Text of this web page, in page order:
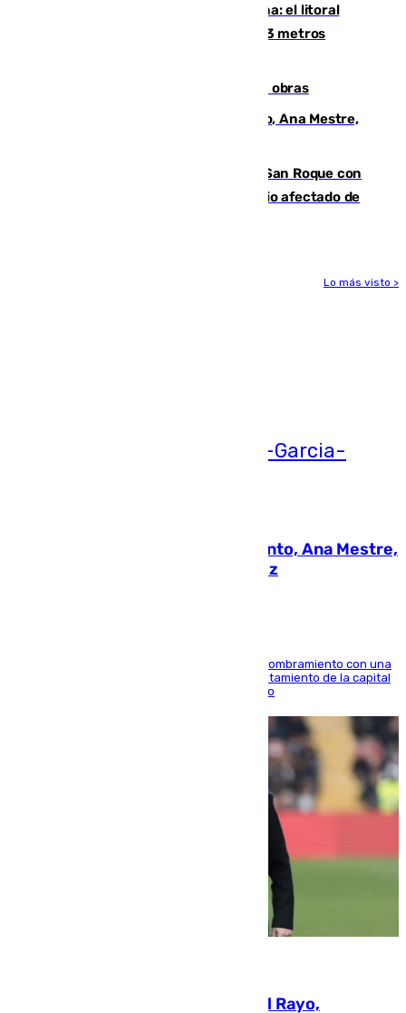
Julio supera a junio en basura marina: el litoral
occidental malagueño recoge más de 33 metros
El Cádiz se afila ante un Granada en obras
La nueva presidenta del Parlamento, Ana Mestre,
Estabilizado el incendio forestal de San Roque con
19 familias aún desalojadas y un domicilio afectado de
Lo más visto >
La nueva presidenta del Parlamento, Ana Mestre,
hace parada institucional en Cádiz
Ana Mestre estrena su agenda oficial tras su nombramiento con una
doble visita a la Diputación Provincial y al Ayuntamiento de la capital
para sellar una etapa de colaboración y diálogo
Raúl Martín Presa, Presidente del Rayo,